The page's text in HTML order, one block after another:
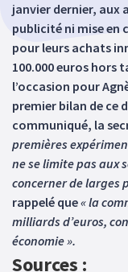
janvier dernier, aux
publicité ni mise en
pour leurs achats
100.000 euros hors
l’occasion pour
premier bilan de ce
communiqué, la
premières
ne se limite pas aux
concerner de larges
rappelé que« la
milliards d’euros,
économie ».
Sources :